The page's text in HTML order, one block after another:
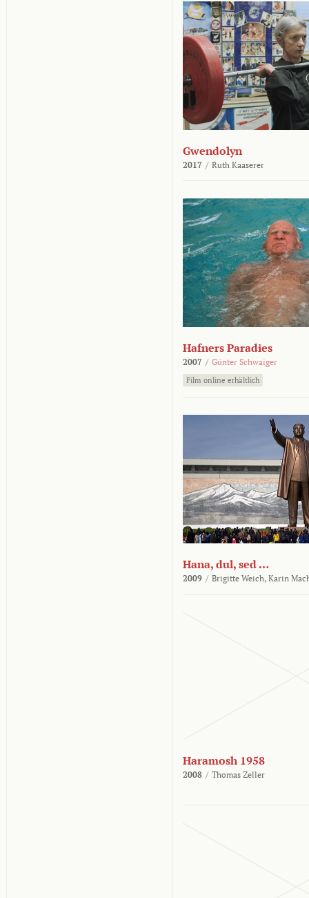
Gwendolyn
2017 / Ruth Kaaserer
Hafners Paradies
2007 / Günter Schwaiger
Film online erhältlich
Hana, dul, sed …
2009 / Brigitte Weich, Karin
Haramosh 1958
2008 / Thomas Zeller